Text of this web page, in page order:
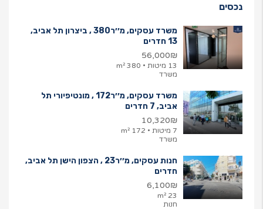
נכסים
משרד עסקים, מ׳׳ר380 , ביצרון תל אביב,
13 חדרים
56,000₪
13 מיטות • 380 m²
משרד
משרד עסקים, מ׳׳ר172 , מונטיפיורי תל
אביב, 7 חדרים
10,320₪
7 מיטות • 172 m²
משרד
חנות עסקים, מ׳׳ר23 , הצפון הישן תל אביב,
חדרים
6,100₪
23 m²
חנות